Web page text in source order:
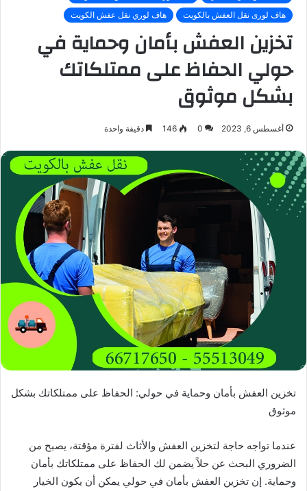
هاف لورى نقل العفش بالكويت
هاف لوري نقل عفش الكويت
تخزين العفش بأمان وحماية في
حولي الحفاظ على ممتلكاتك
بشكل موثوق
أغسطس 6, 2023 0
146 دقيقة واحدة
تخزين العفش بأمان وحماية في حولي: الحفاظ على ممتلكاتك بشكل
موثوق
عندما تواجه حاجة لتخزين العفش والأثاث لفترة مؤقتة، يصبح من
الضروري البحث عن حلاً يضمن لك الحفاظ على ممتلكاتك بأمان
وحماية. إن تخزين العفش بأمان في حولي يمكن أن يكون الخيار